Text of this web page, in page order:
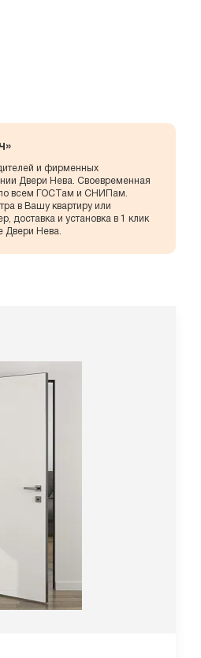
и фирменных
Двери Нева. Своевременная
по всем ГОСТам и СНИПам.
в Вашу квартиру или
доставка и установка в 1 клик
Двери Нева.